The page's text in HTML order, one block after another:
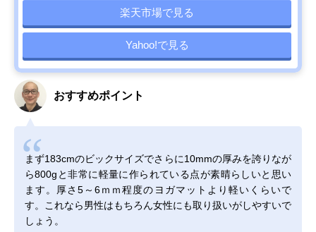
楽天市場で見る
Yahoo!で見る
おすすめポイント
まず183cmのビックサイズでさらに10mmの厚みを誇りなが
ら800gと非常に軽量に作られている点が素晴らしいと思い
ます。厚さ5～6ｍｍ程度のヨガマットより軽いくらいで
す。これなら男性はもちろん女性にも取り扱いがしやすいで
しょう。